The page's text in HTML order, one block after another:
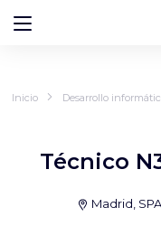
Inicio Desarrollo
Técnico
Madrid,